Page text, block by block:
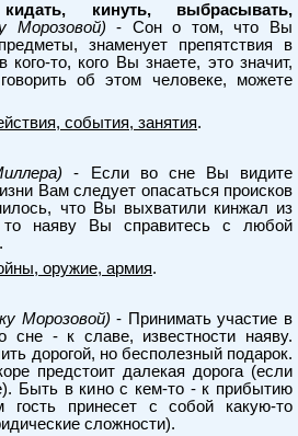
кинуть, выбрасывать,
Морозовой) - Сон о том, что Вы
знаменует препятствия в
то, кого Вы знаете, это значит,
об этом человеке, можете
события, занятия.
- Если во сне Вы видите
Вам следует опасаться происков
что Вы выхватили кинжал из
то наяву Вы справитесь с любой
оружие, армия.
Морозовой) - Принимать участие в
сне - к славе, известности наяву.
дорогой, но бесполезный подарок.
предстоит далекая дорога (если
Быть в кино с кем-то - к прибытию
гость принесет с собой какую-то
сложности).